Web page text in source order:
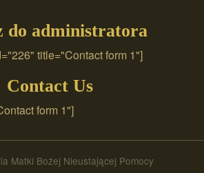
do administratora
title="Contact form 1"]
Contact Us
form 1"]
Matki Bożej Nieustającej Pomocy